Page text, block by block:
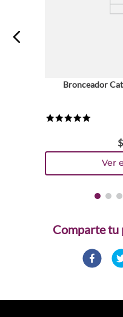
Bronceador
$
Comparte